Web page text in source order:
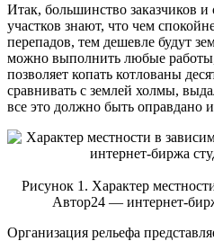
Итак, большинство заказчиков
участков знают, что чем
перепадов, тем дешевле будут
можно выполнить любые
позволяет копать котлованы
сравнивать с землей холмы,
все это должно быть оправдано
Рисунок 1. Характер
Автор24 — интернет-
Организация рельефа